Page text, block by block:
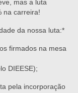
mas a luta
na carreira!
da nossa luta:*
firmados na mesa
DIEESE);
pela incorporação